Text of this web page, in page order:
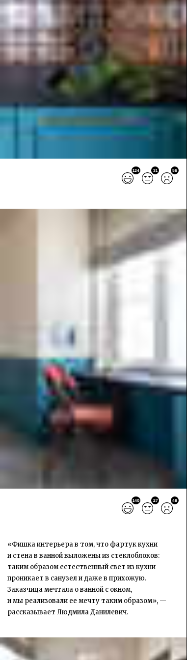
124 31 56
140 27 48
«Фишка интерьера в том, что фартук кухни
и стена в ванной выложены из стеклоблоков:
таким образом естественный свет из кухни
проникает в санузел и даже в прихожую.
Заказчица мечтала о ванной с окном,
и мы реализовали ее мечту таким образом», —
рассказывает Людмила Данилевич.